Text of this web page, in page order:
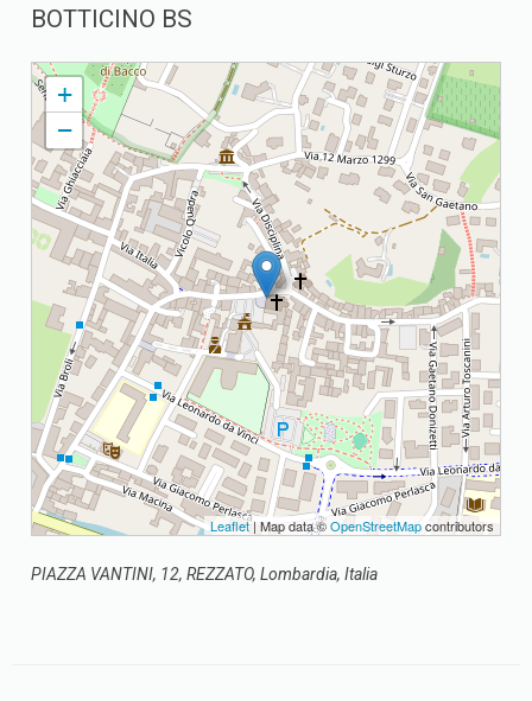
BOTTICINO BS
27 ZONA SUBURBANA V (REZZATO)
+
−
Leaflet| Map data ©OpenStreetMapcontributors
PIAZZA VANTINI, 12, REZZATO, Lombardia, Italia